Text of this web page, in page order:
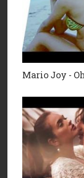
Mario Joy -